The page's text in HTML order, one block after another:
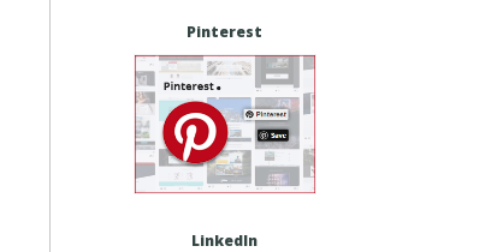
Pinterest
LinkedIn